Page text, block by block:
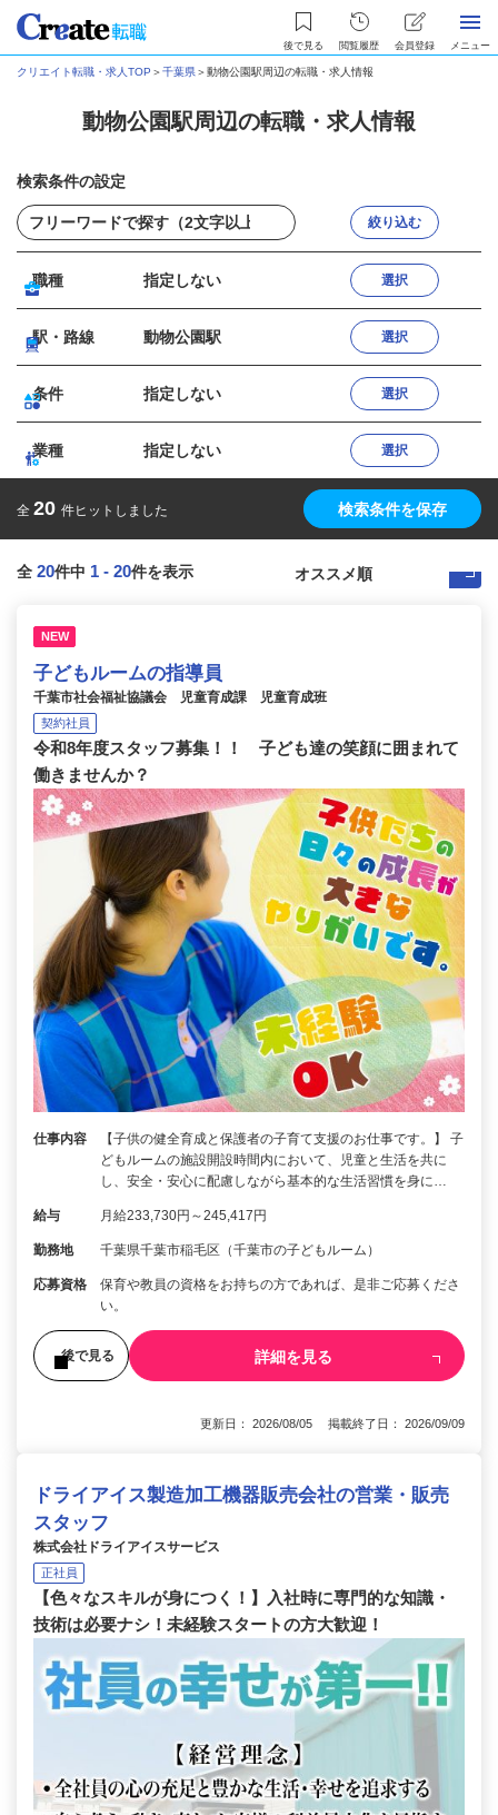
後で見る 閲覧履歴 会員登録 メニュー
クリエイト転職・求人TOP ＞千葉県＞ 動物公園駅周辺の転職・求人情報
動物公園駅周辺の転職・求人情報
検索条件の設定
絞り込む
職種 指定しない 選択
駅・路線 動物公園駅 選択
条件 指定しない 選択
業種 指定しない 選択
全 20 件ヒットしました 検索条件を保存
全 20件中 1 - 20件を表示
NEW
子どもルームの指導員
千葉市社会福祉協議会 児童育成課 児童育成班
契約社員
令和8年度スタッフ募集！！ 子ども達の笑顔に囲まれて
働きませんか？
仕事内容
【子供の健全育成と保護者の子育て支援のお仕事です。】 子
どもルームの施設開設時間内において、児童と生活を共に
し、安全・安心に配慮しながら基本的な生活習慣を身に…
給与 月給233,730円～245,417円
勤務地 千葉県千葉市稲毛区（千葉市の子どもルーム）
応募資格
保育や教員の資格をお持ちの方であれば、是非ご応募くださ
い。
後で見る 詳細を見る
更新日： 2026/08/05 掲載終了日： 2026/09/09
ドライアイス製造加工機器販売会社の営業・販売
スタッフ
株式会社ドライアイスサービス
正社員
【色々なスキルが身につく！】入社時に専門的な知識・
技術は必要ナシ！未経験スタートの方大歓迎！